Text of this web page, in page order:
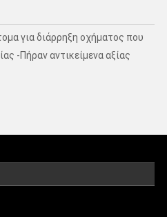
για διάρρηξη οχήματος που
-Πήραν αντικείμενα αξίας